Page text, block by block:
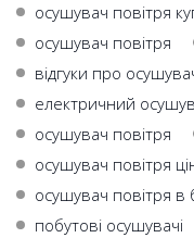
осушувач повітря
осушувач повiтря
відгуки про
електричний
осушувач повітря
осушувач повітря
осушувач повітря в
побутові осушувачі